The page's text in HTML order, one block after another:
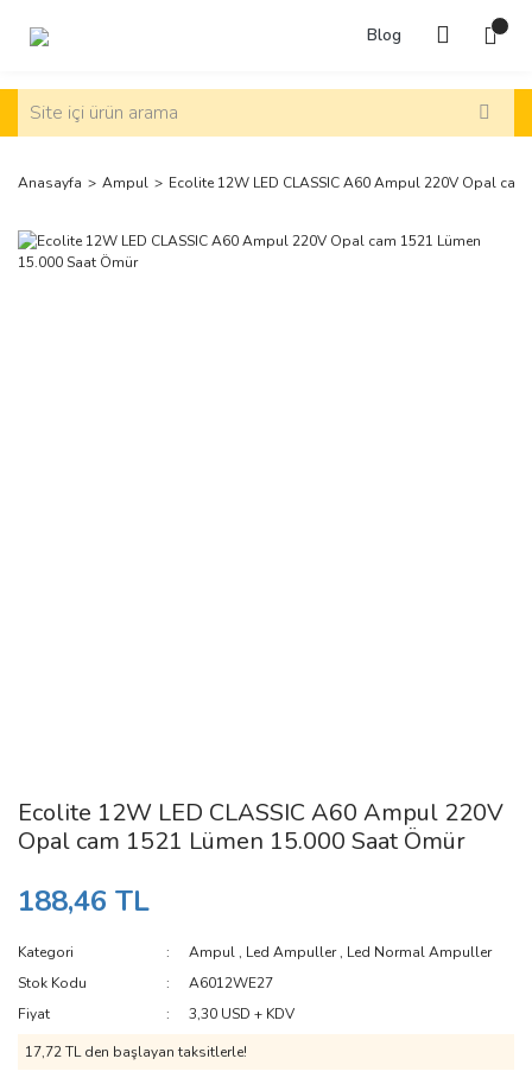
Blog
Anasayfa Ampul Ecolite 12W LED CLASSIC A60 Ampul 220V Opal
Ecolite 12W LED CLASSIC A60 Ampul 220V
Opal cam 1521 Lümen 15.000 Saat Ömür
188,46 TL
Kategori Ampul , Led Ampuller, Led Normal Ampuller
Stok Kodu
A6012WE27
Fiyat
3,30 USD + KDV
17,72 TL den başlayan taksitlerle!